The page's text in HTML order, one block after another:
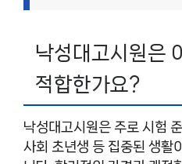
낙성대고시원은
적합한가요?
낙성대고시원은 주로 시험
사회 초년생 등 집중된 생활